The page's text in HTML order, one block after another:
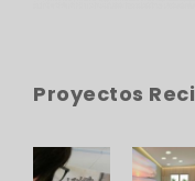
Proyectos